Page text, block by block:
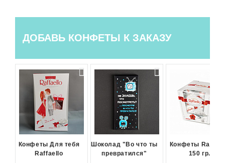
ДОБАВЬ КОНФЕТЫ К ЗАКАЗУ
Конфеты Для тебя
Raffaello
Шоколад "Во что ты
превратился"
Конфеты
150 гр.